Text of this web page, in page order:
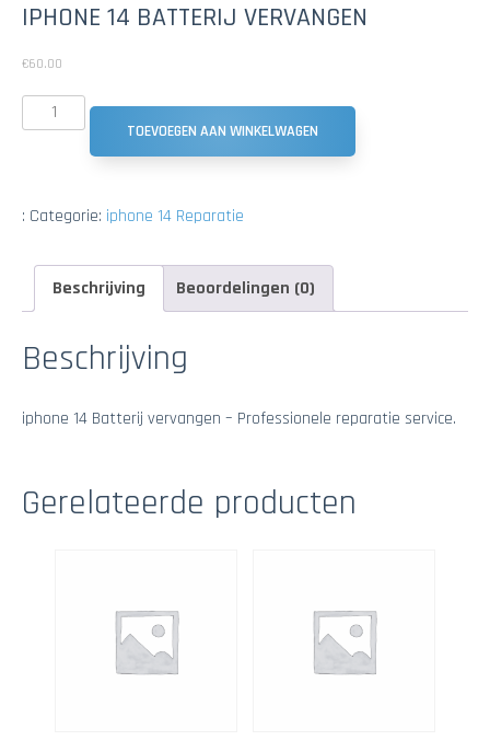
IPHONE 14 BATTERIJ VERVANGEN
€60.00
TOEVOEGEN AAN WINKELWAGEN
: Categorie: iphone 14 Reparatie
Beschrijving Beoordelingen (0)
Beschrijving
iphone 14 Batterij vervangen – Professionele reparatie service.
Gerelateerde producten